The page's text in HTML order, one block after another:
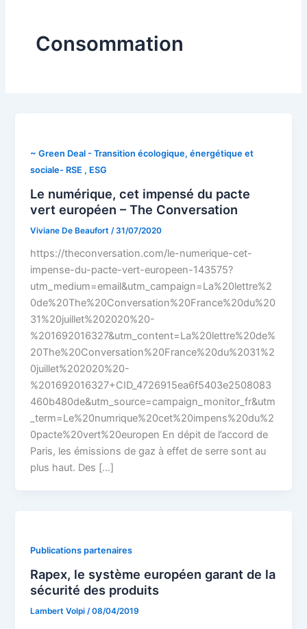
Consommation
~ Green Deal - Transition écologique, énergétique et
sociale- RSE , ESG
Le numérique, cet impensé du pacte
vert européen – The Conversation
Viviane De Beaufort /31/07/2020
https://theconversation.com/le-numerique-cet-
impense-du-pacte-vert-europeen-143575?
utm_medium=email&utm_campaign=La%20lettre%2
0de%20The%20Conversation%20France%20du%20
31%20juillet%202020%20-
%201692016327&utm_content=La%20lettre%20de%
20The%20Conversation%20France%20du%2031%2
0juillet%202020%20-
%201692016327+CID_4726915ea6f5403e2508083
460b480de&utm_source=campaign_monitor_fr&utm
_term=Le%20numrique%20cet%20impens%20du%2
0pacte%20vert%20europen En dépit de l’accord de
Paris, les émissions de gaz à effet de serre sont au
plus haut. Des […]
Publications partenaires
Rapex, le système européen garant de la
sécurité des produits
Lambert Volpi/08/04/2019